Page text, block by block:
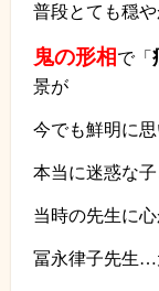
普段とても穏や
鬼の形相 で「
景が
今でも鮮明に
本当に迷惑な子
当時の先生に
冨永律子先生…